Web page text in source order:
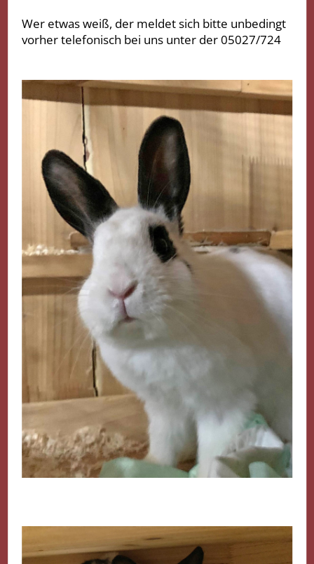
Wer etwas weiß, der meldet sich bitte unbedingt
vorher telefonisch bei uns unter der 05027/724